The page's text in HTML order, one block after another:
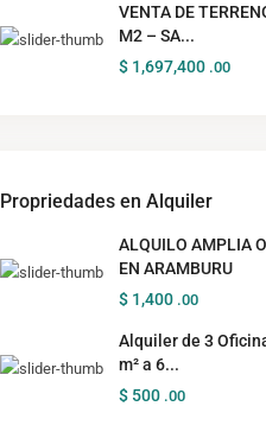
VENTA DE
M2 – SA...
$ 1,697,400 .00
Propriedades en Alquiler
ALQUILO AMPLIA
EN ARAMBURU
$ 1,400 .00
Alquiler de 3
m² a 6...
$ 500 .00